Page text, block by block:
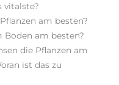
vitalste?
am besten?
Boden am besten?
die Pflanzen am
ist das zu